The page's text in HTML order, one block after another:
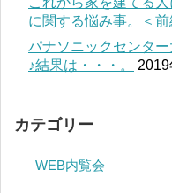
に関する悩み事。＜前
パナソニックセンタ
♪結果は・・・。
2019
カテゴリー
WEB内覧会